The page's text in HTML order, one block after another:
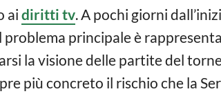
ai diritti tv. A pochi giorni
principale è
la visione delle partite del
più concreto il rischio che la